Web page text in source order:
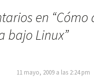
en “Cómo
bajo Linux”
11 mayo, 2009 a las 2:24 pm